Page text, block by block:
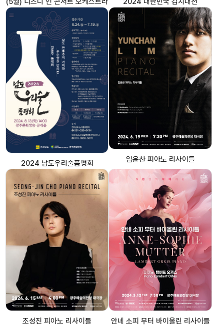
2024 남도우리술품평회 임윤찬 피아노 리사이틀
조성진 피아노 리사이틀 안네 소피 무터 바이올린 리사이틀